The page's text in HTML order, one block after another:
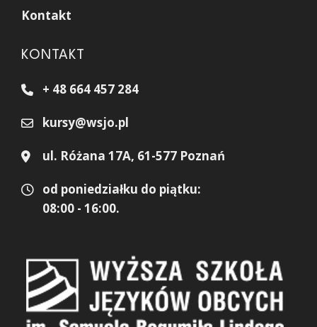
Kontakt
KONTAKT
+ 48 664 457 284
kursy@wsjo.pl
ul. Różana 17A, 61-577 Poznań
od poniedziałku do piątku:
08:00 - 16:00.